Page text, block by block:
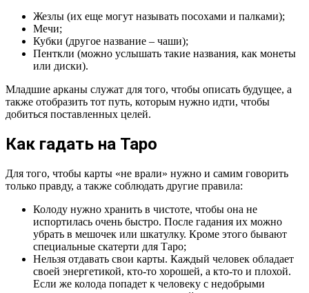
Жезлы (их еще могут называть посохами и палками);
Мечи;
Кубки (другое название – чаши);
Пенткли (можно услышать такие названия, как монеты
или диски).
Младшие арканы служат для того, чтобы описать будущее, а
также отобразить тот путь, которым нужно идти, чтобы
добиться поставленных целей.
Как гадать на Таро
Для того, чтобы карты «не врали» нужно и самим говорить
только правду, а также соблюдать другие правила:
Колоду нужно хранить в чистоте, чтобы она не
испортилась очень быстро. После гадания их можно
убрать в мешочек или шкатулку. Кроме этого бывают
специальные скатерти для Таро;
Нельзя отдавать свои карты. Каждый человек обладает
своей энергетикой, кто-то хорошей, а кто-то и плохой.
Если же колода попадет к человеку с недобрыми